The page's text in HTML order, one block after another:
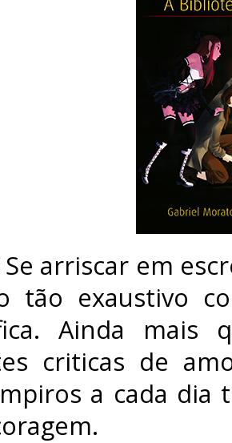
Se arriscar em
tão exaustivo
Ainda
criticas de
a cada